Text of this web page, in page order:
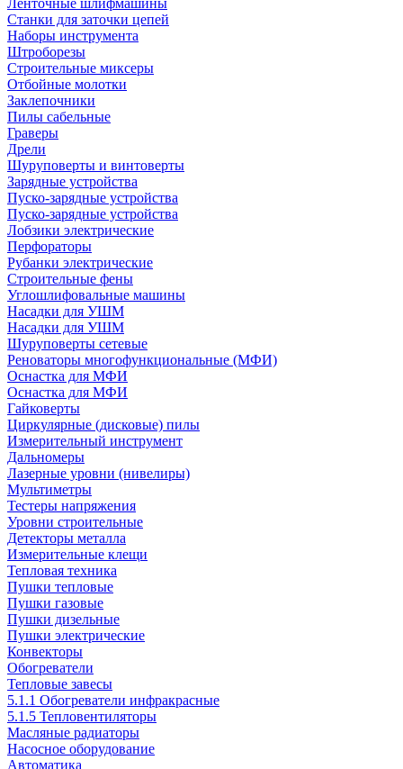
Ленточные шлифмашины
Станки для заточки цепей
Наборы инструмента
Штроборезы
Строительные миксеры
Отбойные молотки
Заклепочники
Пилы сабельные
Граверы
Дрели
Шуруповерты и винтоверты
Зарядные устройства
Пуско-зарядные устройства
Пуско-зарядные устройства
Лобзики электрические
Перфораторы
Рубанки электрические
Строительные фены
Углошлифовальные машины
Насадки для УШМ
Насадки для УШМ
Шуруповерты сетевые
Реноваторы многофункциональные (МФИ)
Оснастка для МФИ
Оснастка для МФИ
Гайковерты
Циркулярные (дисковые) пилы
Измерительный инструмент
Дальномеры
Лазерные уровни (нивелиры)
Мультиметры
Тестеры напряжения
Уровни строительные
Детекторы металла
Измерительные клещи
Тепловая техника
Пушки тепловые
Пушки газовые
Пушки дизельные
Пушки электрические
Конвекторы
Обогреватели
Тепловые завесы
5.1.1 Обогреватели инфракрасные
5.1.5 Тепловентиляторы
Масляные радиаторы
Насосное оборудование
Автоматика